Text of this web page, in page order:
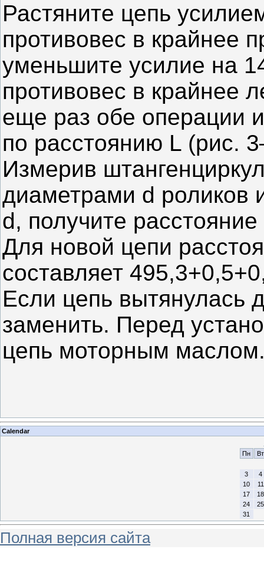
Растяните цепь
противовес в крайнее
уменьшите усилие на
противовес в крайнее
еще раз обе операции
по расстоянию L (рис.
Измерив
диаметрами d роликов
d, получите
Для новой цепи
составляет
Если цепь вытянулась
заменить. Перед
цепь моторным
Calendar
Пн
Вт
3
4
10
11
17
18
24
25
31
Полная версия сайта